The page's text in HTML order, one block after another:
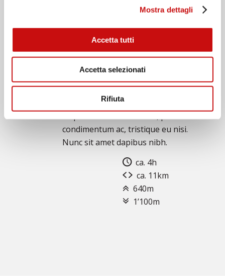
Mostra dettagli
Accetta tutti
Accetta selezionati
Rifiuta
Wanderung X
Lorem ipsum dolor sit amet,
fringilla semper orci non placerat.
Integer quis ex sit amet nunc auctor
aliquam. Etiam sem tellus, pulvinar et
condimentum ac, tristique eu nisi.
Nunc sit amet dapibus nibh.
ca. 4h
ca. 11km
640m
1’100m